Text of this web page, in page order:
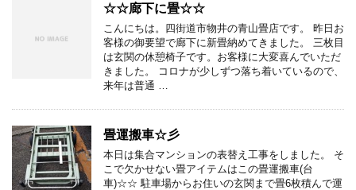
☆☆廊下に畳☆☆
こんにちは。四街道市物井の青山畳店です。 昨日お
客様の御要望で廊下に新畳納めてきました。 三枚目
は玄関の休憩椅子です。お客様に大変喜んでいただ
きました。 コロナが少しずつ落ち着いているので、
来年は普通 …
畳運搬車☆彡
本日は集合マンションの表替え工事をしました。 そ
こで欠かせない畳アイテムはこの畳運搬車(台
車)☆☆ 駐車場からお住いの玄関まで畳6枚積んで運